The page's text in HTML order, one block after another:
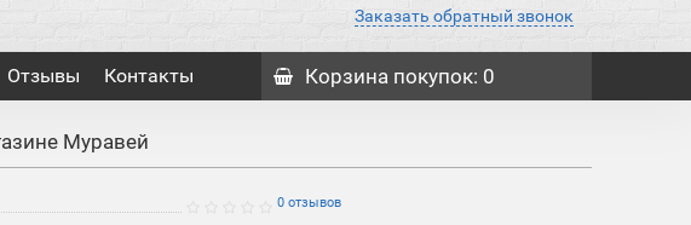
Заказать обратный звонок
Отзывы Контакты Корзина покупок: 0
Муравей
0 отзывов